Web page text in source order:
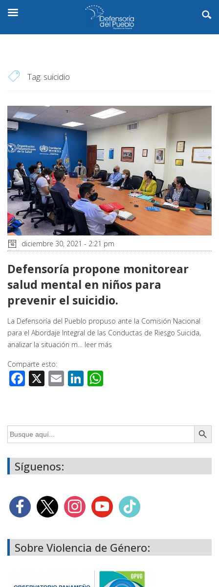
Tag: suicidio
diciembre 30, 2021 - 2:21 pm
Defensoría propone monitorear
salud mental en niños para
prevenir el suicidio.
La Defensoría del Pueblo propuso ante la Comisión Nacional
para el Abordaje Integral de las Conductas de Riesgo Suicida,
analizar la situación m… leer más
Comparte esto:
Facebook
X EmailLinkedIn
Buscar: Botón de
Síguenos:
Sobre Violencia de Género: